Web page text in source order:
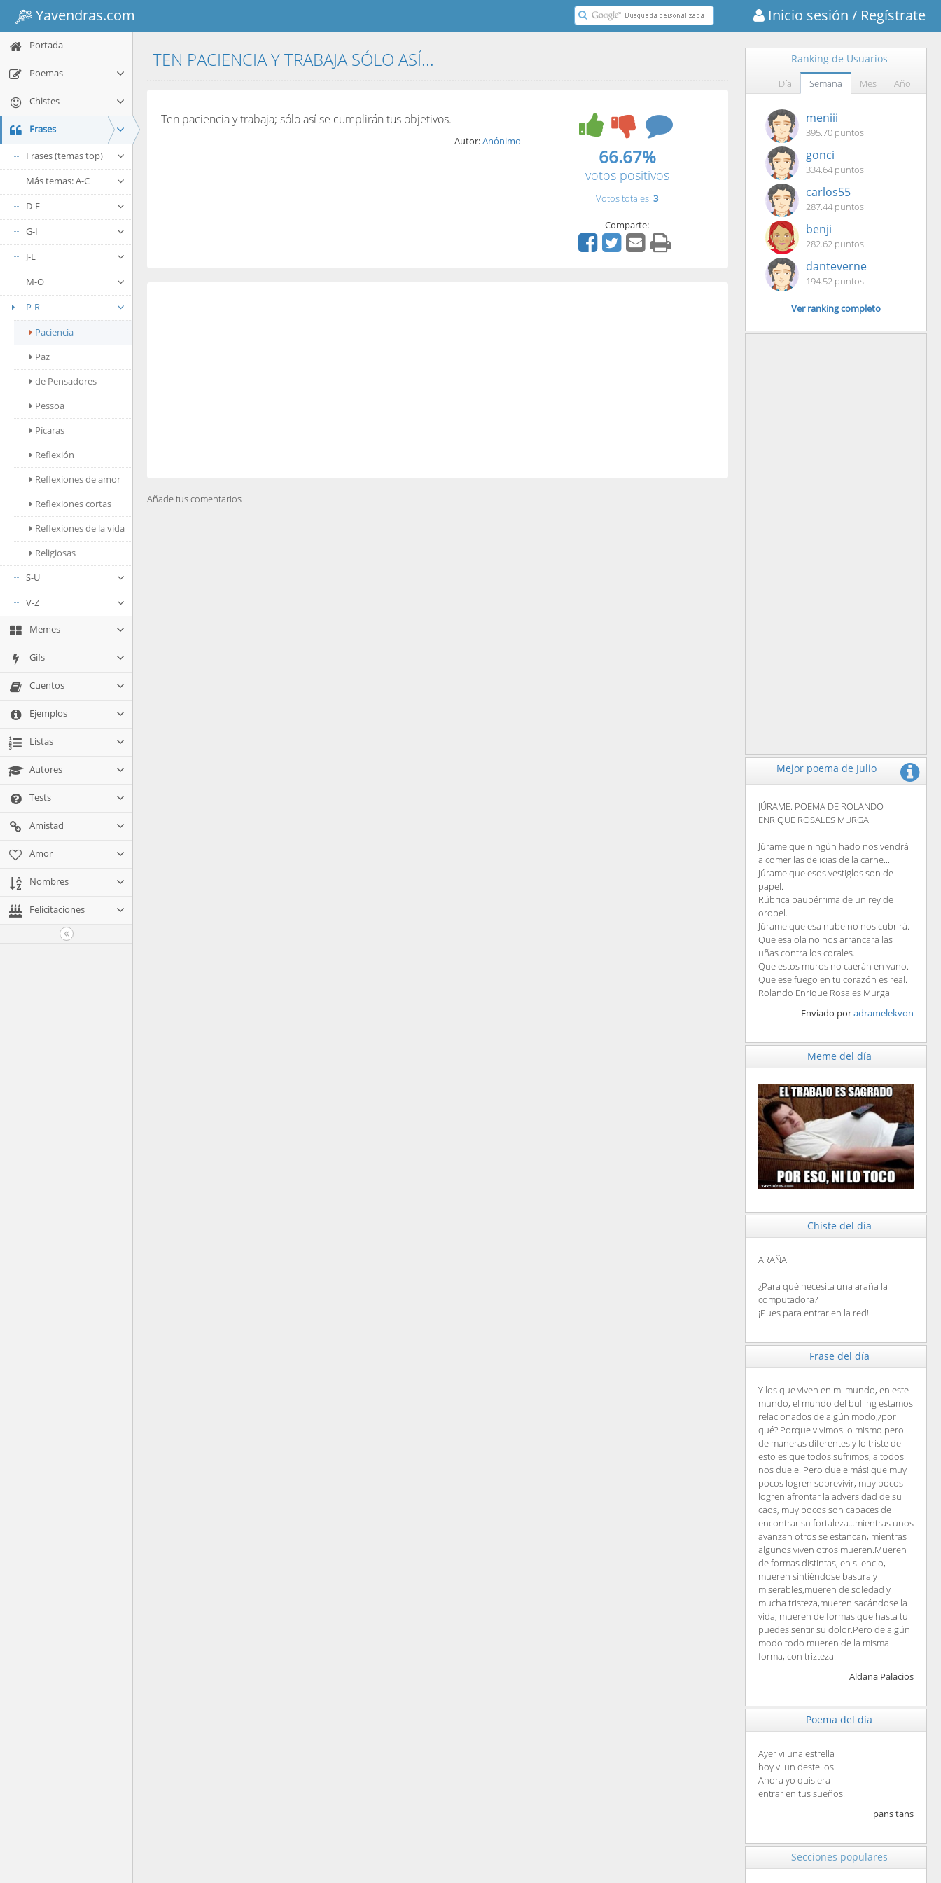
Yavendras.com Inicio sesión / Regístrate
Portada
Poemas
Chistes
Frases
Frases (temas top)
Más temas: A-C
D-F
G-I
J-L
M-O
P-R
Paciencia
Paz
de Pensadores
Pessoa
Pícaras
Reflexión
Reflexiones de amor
Reflexiones cortas
Reflexiones de la vida
Religiosas
S-U
V-Z
Memes
Gifs
Cuentos
Ejemplos
Listas
Autores
Tests
Amistad
Amor
Nombres
Felicitaciones
TEN PACIENCIA Y TRABAJA SÓLO ASÍ...
Ten paciencia y trabaja; sólo así se cumplirán tus objetivos.
Autor:Anónimo
66.67%
votos positivos
Votos totales: 3
Comparte:
Añade tus comentarios
Ranking de Usuarios
Día Semana Mes Año
meniii
395.70 puntos
gonci
334.64 puntos
carlos55
287.44 puntos
benji
282.62 puntos
danteverne
194.52 puntos
Ver ranking completo
Mejor poema de Julio
JÚRAME. POEMA DE ROLANDO
ENRIQUE ROSALES MURGA
Júrame que ningún hado nos vendrá
a comer las delicias de la carne...
Júrame que esos vestiglos son de
papel.
Rúbrica paupérrima de un rey de
oropel.
Júrame que esa nube no nos cubrirá.
Que esa ola no nos arrancara las
uñas contra los corales...
Que estos muros no caerán en vano.
Que ese fuego en tu corazón es real.
Rolando Enrique Rosales Murga
Enviado poradramelekvon
Meme del día
Chiste del día
ARAÑA
¿Para qué necesita una araña la
computadora?
¡Pues para entrar en la red!
Frase del día
Y los que viven en mi mundo, en este
mundo, el mundo del bulling estamos
relacionados de algún modo,¿por
qué?.Porque vivimos lo mismo pero
de maneras diferentes y lo triste de
esto es que todos sufrimos, a todos
nos duele. Pero duele más! que muy
pocos logren sobrevivir, muy pocos
logren afrontar la adversidad de su
caos, muy pocos son capaces de
encontrar su fortaleza...mientras unos
avanzan otros se estancan, mientras
algunos viven otros mueren.Mueren
de formas distintas, en silencio,
mueren sintiéndose basura y
miserables,mueren de soledad y
mucha tristeza,mueren sacándose la
vida, mueren de formas que hasta tu
puedes sentir su dolor.Pero de algún
modo todo mueren de la misma
forma, con trizteza.
Aldana Palacios
Poema del día
Ayer vi una estrella
hoy vi un destellos
Ahora yo quisiera
entrar en tus sueños.
pans tans
Secciones populares